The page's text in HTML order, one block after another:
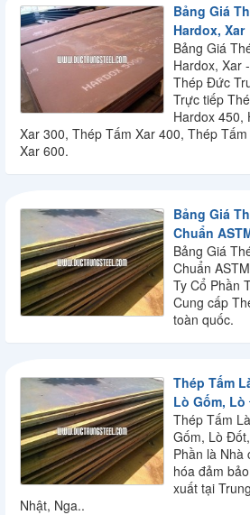
Bảng Giá
Hardox, Xar
Bảng Giá
Hardox, Xar
Thép Đức
Trực tiếp
Hardox 450,
Xar 300, Thép Tấm Xar 400, Thép
Xar 600.
Bảng Giá
Chuẩn
Bảng Giá
Chuẩn
Ty Cổ Phần
Cung cấp
toàn quốc.
Thép Tấm
Lò Gốm,
Thép Tấm
Gốm, Lò
Phần là Nhà
hóa đảm
xuất tại
Nhật, Nga..